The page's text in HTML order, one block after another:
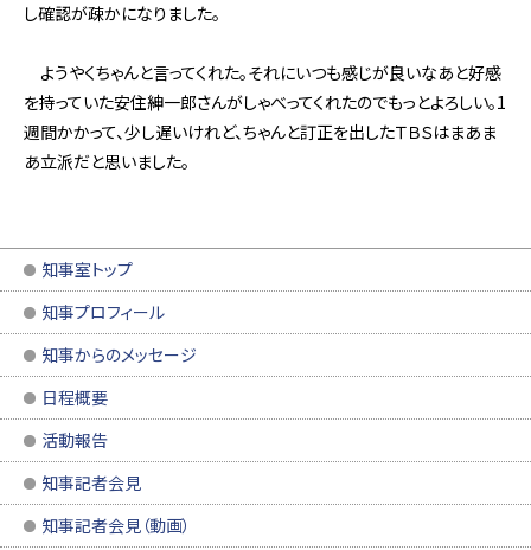
し確認が疎かになりました。
ようやくちゃんと言ってくれた。それにいつも感じが良いなあと好感
を持っていた安住紳一郎さんがしゃべってくれたのでもっとよろしい。1
週間かかって、少し遅いけれど、ちゃんと訂正を出したＴＢＳはまあま
あ立派だと思いました。
知事室トップ
知事プロフィール
知事からのメッセージ
日程概要
活動報告
知事記者会見
知事記者会見（動画）